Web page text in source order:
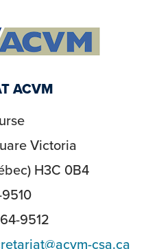
ACVM
Victoria
H3C 0B4
9512
csa.ca